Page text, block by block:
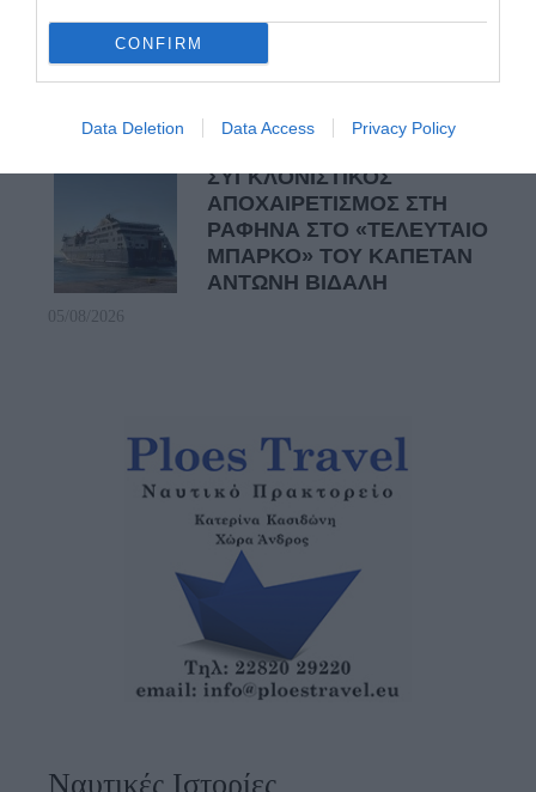
CONFIRM
Data Deletion Data Access Privacy Policy
ΡΑΦΗΝΑ – ΘΕΟΥΤΑ
05/08/2026
ΣΥΓΚΛΟΝΙΣΤΙΚΟΣ
ΑΠΟΧΑΙΡΕΤΙΣΜΟΣ ΣΤΗ
ΡΑΦΗΝΑ ΣΤΟ «ΤΕΛΕΥΤΑΙΟ
ΜΠΑΡΚΟ» ΤΟΥ ΚΑΠΕΤΑΝ
ΑΝΤΩΝΗ ΒΙΔΑΛΗ
05/08/2026
Ναυτικές Ιστορίες